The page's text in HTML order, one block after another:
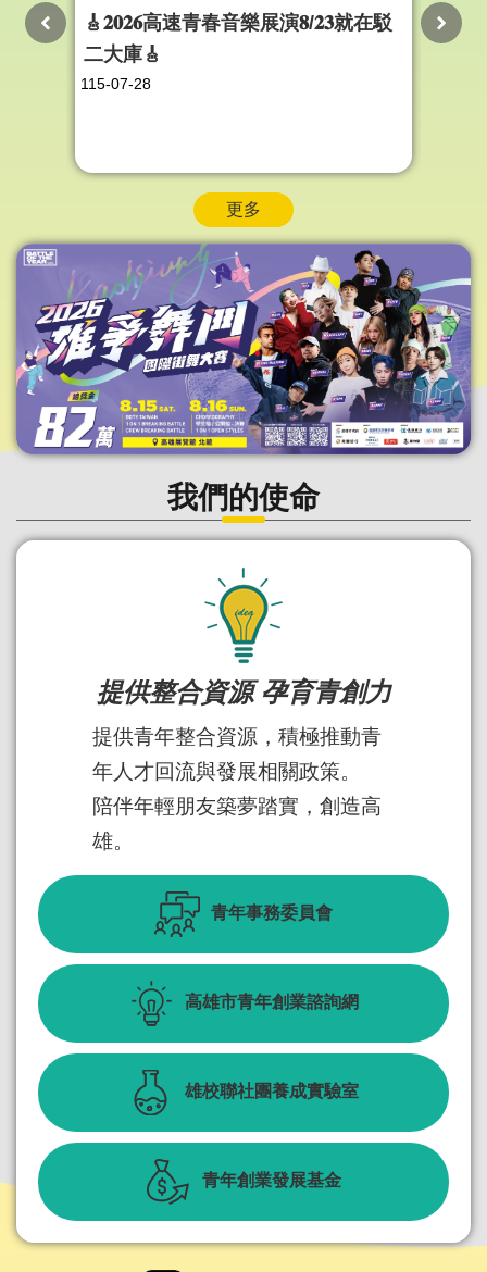
🎸𝟐𝟎𝟐𝟔高速青春音樂展演𝟖/𝟐𝟑就在駁
二大庫🎸
115-07-28
✸
更多
我們的使命
提供整合資源 孕育青創力
提供青年整合資源，積極推動青
年人才回流與發展相關政策。
陪伴年輕朋友築夢踏實，創造高
雄。
青年事務委員會
高雄市青年創業諮詢網
雄校聯社團養成實驗室
青年創業發展基金